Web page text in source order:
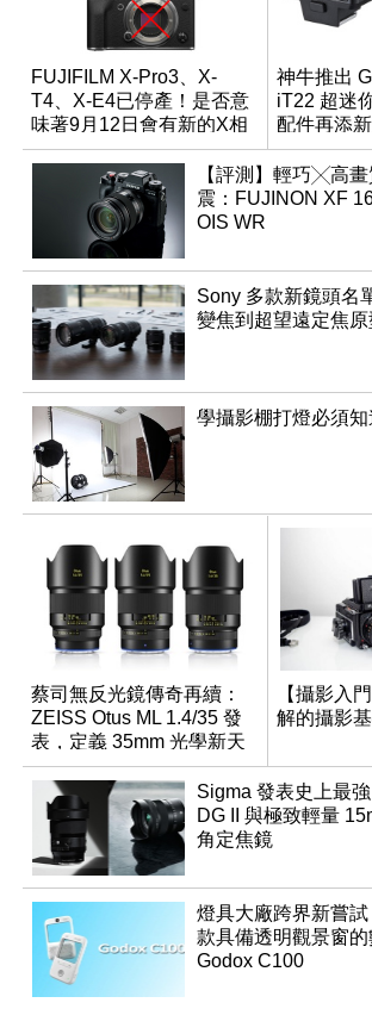
FUJIFILM X-Pro3、X-
T4、X-E4已停產！是否意
味著9月12日會有新的X相
機發表？
神牛推出
iT22 超迷
配件再添
【評測】輕巧╳高
震：FUJINON XF
OIS WR
Sony 多款新鏡頭名
變焦到超望遠定焦
學攝影棚打燈必須
蔡司無反光鏡傳奇再續：
ZEISS Otus ML 1.4/35 發
表，定義 35mm 光學新天
花板
【攝影入
解的攝影基
Sigma 發表史上最
DG II 與極致輕量
角定焦鏡
燈具大廠跨界新嘗
款具備透明觀景窗
Godox C100